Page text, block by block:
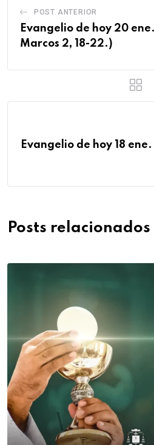
POST ANTERIOR
Evangelio de hoy 20
Marcos 2, 18-22.)
Evangelio de hoy 18
Posts relacionados